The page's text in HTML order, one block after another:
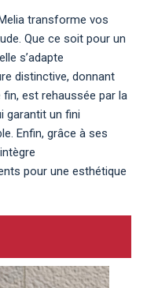
transforme vos
Que ce soit pour un
s’adapte
distinctive, donnant
est rehaussée par la
garantit un fini
Enfin, grâce à ses
pour une esthétique